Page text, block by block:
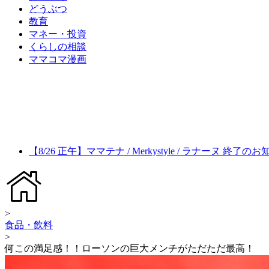
どうぶつ
教育
マネー・投資
くらしの相談
ママコマ漫画
【8/26 正午】ママテナ / Merkystyle / ラナーヌ 終了のお
>
食品・飲料
>
何この満足感！！ローソンの巨大メンチがただただ最高！